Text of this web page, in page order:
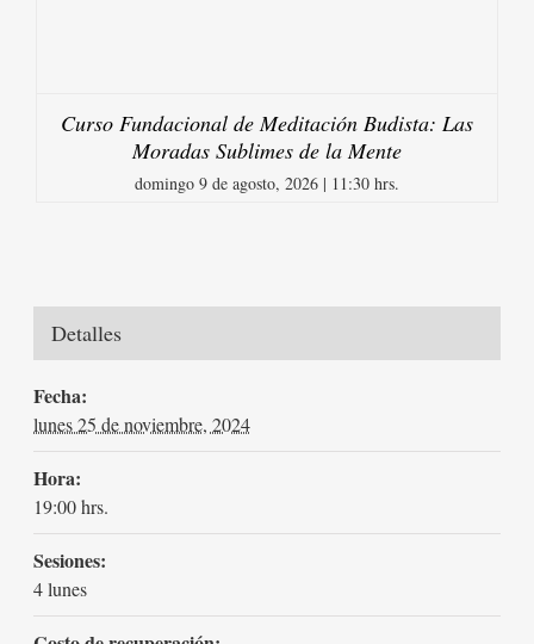
Curso Fundacional de Meditación Budista: Las
Moradas Sublimes de la Mente
domingo 9 de agosto, 2026 | 11:30 hrs.
Detalles
Fecha:
lunes 25 de noviembre, 2024
Hora:
19:00 hrs.
Sesiones:
4 lunes